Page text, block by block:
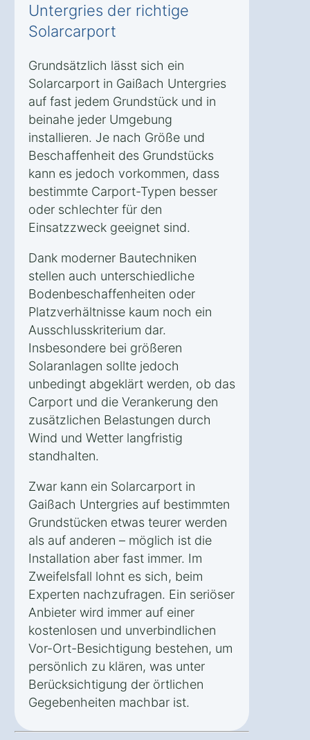
Untergries der richtige
Solarcarport
Grundsätzlich lässt sich ein
Solarcarport in Gaißach Untergries
auf fast jedem Grundstück und in
beinahe jeder Umgebung
installieren. Je nach Größe und
Beschaffenheit des Grundstücks
kann es jedoch vorkommen, dass
bestimmte Carport-Typen besser
oder schlechter für den
Einsatzzweck geeignet sind.
Dank moderner Bautechniken
stellen auch unterschiedliche
Bodenbeschaffenheiten oder
Platzverhältnisse kaum noch ein
Ausschlusskriterium dar.
Insbesondere bei größeren
Solaranlagen sollte jedoch
unbedingt abgeklärt werden, ob das
Carport und die Verankerung den
zusätzlichen Belastungen durch
Wind und Wetter langfristig
standhalten.
Zwar kann ein Solarcarport in
Gaißach Untergries auf bestimmten
Grundstücken etwas teurer werden
als auf anderen – möglich ist die
Installation aber fast immer. Im
Zweifelsfall lohnt es sich, beim
Experten nachzufragen. Ein seriöser
Anbieter wird immer auf einer
kostenlosen und unverbindlichen
Vor-Ort-Besichtigung bestehen, um
persönlich zu klären, was unter
Berücksichtigung der örtlichen
Gegebenheiten machbar ist.